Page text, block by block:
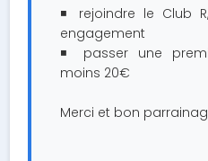
◾ rejoindre le Club
engagement
◾ passer une
moins 20€
Merci et bon